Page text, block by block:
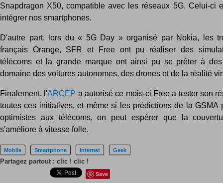
Snapdragon X50, compatible avec les réseaux 5G. Celui-ci
intégrer nos smartphones.
D'autre part, lors du « 5G Day » organisé par Nokia, les
français Orange, SFR et Free ont pu réaliser des
télécoms et la grande marque ont ainsi pu se prêter à
domaine des voitures autonomes, des drones et de la réalité
Finalement, l'ARCEP a autorisé ce mois-ci Free a tester son
toutes ces initiatives, et même si les prédictions de la GSMA
optimistes aux télécoms, on peut espérer que la
s'améliore à vitesse folle.
Mobile Smartphone Internet Geek
Partagez partout : clic ! clic !
Save